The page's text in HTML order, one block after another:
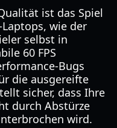
ist das Spiel
wie der
selbst in
60 FPS
Bugs
die ausgereifte
sicher, dass Ihre
durch Abstürze
wird.